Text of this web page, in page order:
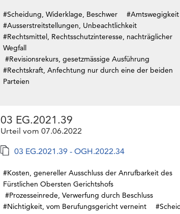
#Scheidung, Widerklage, Beschwer
#Amtswegigkeit
#Ausserstreitstellungen, Unbeachtlichkeit
#Rechtsmittel, Rechtsschutzinteresse, nachträglicher
Wegfall
#Revisionsrekurs, gesetzmässige Ausführung
#Rechtskraft, Anfechtung nur durch eine der beiden
Parteien
03 EG.2021.39
Urteil vom 07.06.2022
03 EG.2021.39 - OGH.2022.34
#Kosten, genereller Ausschluss der Anrufbarkeit des
Fürstlichen Obersten Gerichtshofs
#Prozesseinrede, Verwerfung durch Beschluss
#Nichtigkeit, vom Berufungsgericht verneint